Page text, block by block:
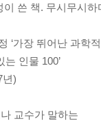
쓴 책. 무시무시
‘가장 뛰어난 과학
는 인물 100’
년)
교수가 말하는